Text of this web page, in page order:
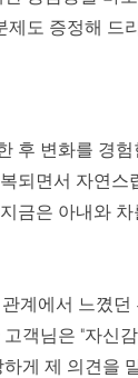
도 증정해 드
후 변화를 경
되면서 자연
금은 아내와
계에서 느꼈
객님은 "자신
게 제 의견을